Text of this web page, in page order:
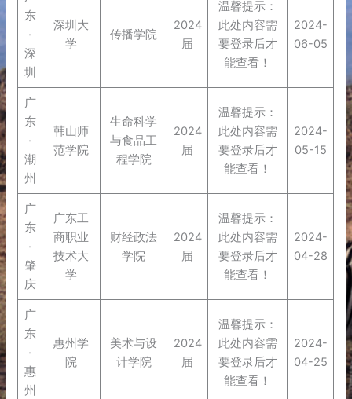
东
·
深
圳
深圳大
学
传播学院
2024
届
温馨提示：
此处内容需
要登录后才
能查看！
2024-
06-05
广
东
·
潮
州
韩山师
范学院
生命科学
与食品工
程学院
2024
届
温馨提示：
此处内容需
要登录后才
能查看！
2024-
05-15
广
东
·
肇
庆
广东工
商职业
技术大
学
财经政法
学院
2024
届
温馨提示：
此处内容需
要登录后才
能查看！
2024-
04-28
广
东
·
惠
州
惠州学
院
美术与设
计学院
2024
届
温馨提示：
此处内容需
要登录后才
能查看！
2024-
04-25